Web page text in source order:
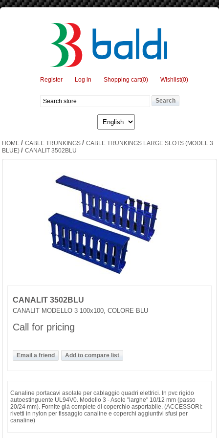
Register Log in Shopping cart(0) Wishlist(0)
HOME / CABLE TRUNKINGS / CABLE TRUNKINGS LARGE SLOTS (MODEL 3
BLUE) / CANALIT 3502BLU
CANALIT 3502BLU
CANALIT MODELLO 3 100x100, COLORE BLU
Call for pricing
Canaline portacavi asolate per cablaggio quadri elettrici. In pvc rigido
autoestinguente UL94V0. Modello 3 - Asole "larghe" 10/12 mm (passo
20/24 mm). Fornite già complete di coperchio asportabile. (ACCESSORI:
rivetti in nylon per fissaggio canaline e coperchi aggiuntivi sfusi per
canaline)